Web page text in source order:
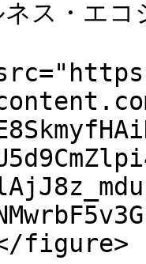
ス・エ
figure>